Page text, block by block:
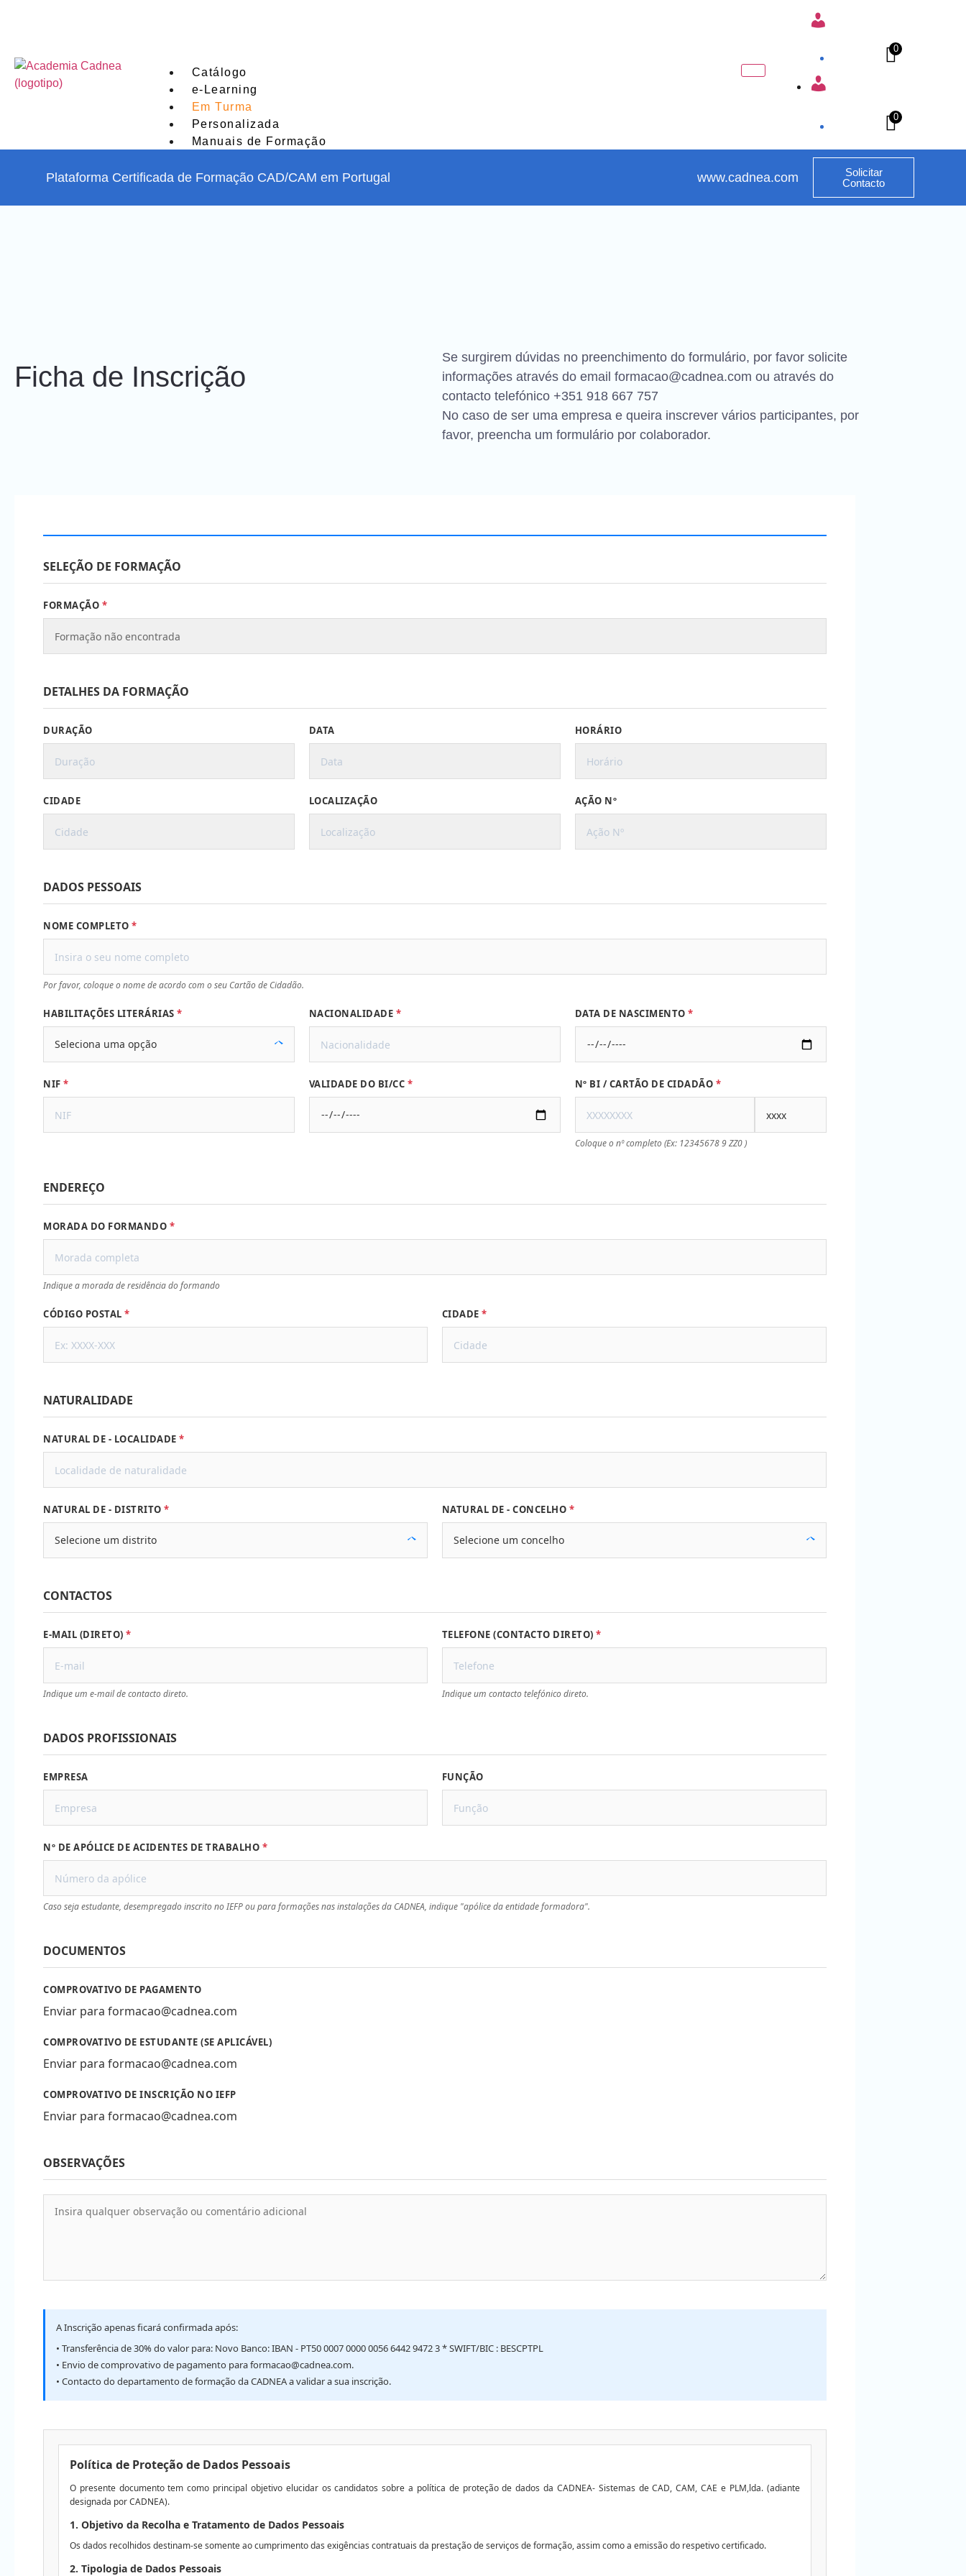
Catálogo
e-Learning
Em Turma
Personalizada
Manuais de Formação
0
0
Plataforma Certificada de Formação CAD/CAM em Portugal www.cadnea.com
Solicitar
Contacto
Ficha de Inscrição
Se surgirem dúvidas no preenchimento do formulário, por favor solicite
informações através do email formacao@cadnea.com ou através do
contacto telefónico+351 918 667 757
No caso de ser uma empresa e queira inscrever vários participantes, por
favor, preencha um formulário por colaborador.
SELEÇÃO DE FORMAÇÃO
FORMAÇÃO
DETALHES DA FORMAÇÃO
DURAÇÃO DATA HORÁRIO
CIDADE LOCALIZAÇÃO AÇÃO Nº
DADOS PESSOAIS
NOME COMPLETO
Por favor, coloque o nome de acordo com o seu Cartão de Cidadão.
HABILITAÇÕES LITERÁRIAS NACIONALIDADE DATA DE NASCIMENTO
NIF VALIDADE DO BI/CC Nº BI / CARTÃO DE CIDADÃO
Coloque o nº completo (Ex: 12345678 9 ZZ0 )
ENDEREÇO
MORADA DO FORMANDO
Indique a morada de residência do formando
CÓDIGO POSTAL CIDADE
NATURALIDADE
NATURAL DE - LOCALIDADE
NATURAL DE - DISTRITO NATURAL DE - CONCELHO
CONTACTOS
E-MAIL (DIRETO)
Indique um e-mail de contacto direto.
TELEFONE (CONTACTO DIRETO)
Indique um contacto telefónico direto.
DADOS PROFISSIONAIS
EMPRESA FUNÇÃO
Nº DE APÓLICE DE ACIDENTES DE TRABALHO
Caso seja estudante, desempregado inscrito no IEFP ou para formações nas instalações da CADNEA, indique "apólice da entidade formadora".
DOCUMENTOS
COMPROVATIVO DE PAGAMENTO
Enviar para formacao@cadnea.com
COMPROVATIVO DE ESTUDANTE (SE APLICÁVEL)
Enviar para formacao@cadnea.com
COMPROVATIVO DE INSCRIÇÃO NO IEFP
Enviar para formacao@cadnea.com
OBSERVAÇÕES
A Inscrição apenas ficará confirmada após:
• Transferência de 30% do valor para: Novo Banco: IBAN - PT50 0007 0000 0056 6442 9472 3 * SWIFT/BIC : BESCPTPL
• Envio de comprovativo de pagamento para formacao@cadnea.com.
• Contacto do departamento de formação da CADNEA a validar a sua inscrição.
Política de Proteção de Dados Pessoais
O presente documento tem como principal objetivo elucidar os candidatos sobre a política de proteção de dados da CADNEA- Sistemas de CAD, CAM, CAE e PLM,lda. (adiante
designada por CADNEA).
1. Objetivo da Recolha e Tratamento de Dados Pessoais
Os dados recolhidos destinam-se somente ao cumprimento das exigências contratuais da prestação de serviços de formação, assim como a emissão do respetivo certificado.
2. Tipologia de Dados Pessoais